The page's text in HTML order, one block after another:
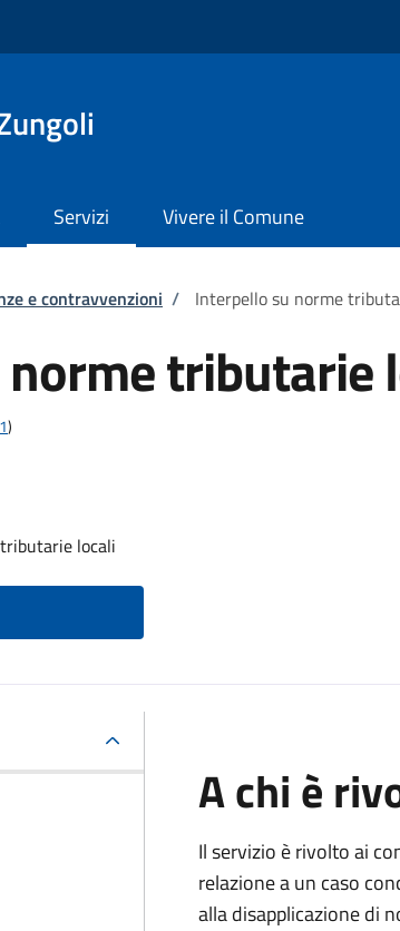
Servizi Vivere il Comune
e contravvenzioni / Interpello su norme
tributarie
)
locali
A chi è
Il servizio è rivolto ai
relazione a un caso
alla disapplicazione di